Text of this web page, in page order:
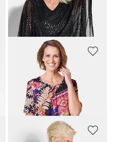
99,95 €
39,95 €69,95 €
30-Tage-Bestpreis**: 49,95 €